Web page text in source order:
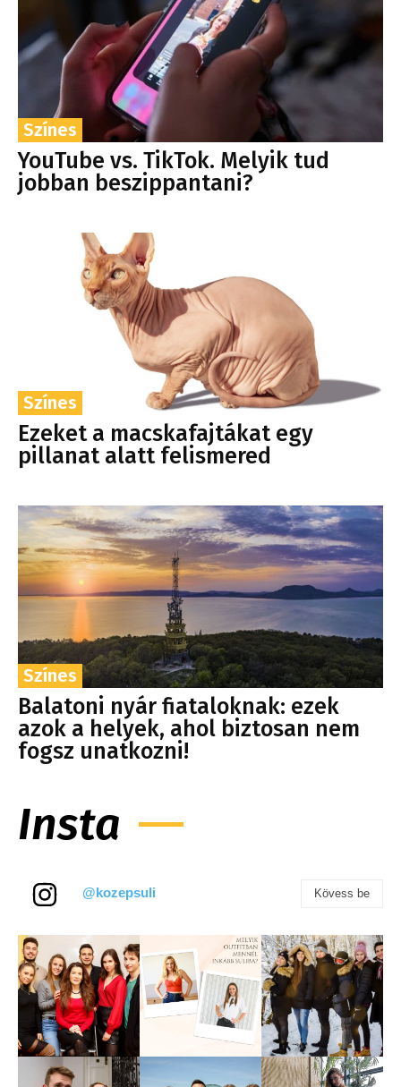
Színes
YouTube vs. TikTok. Melyik tud
jobban beszippantani?
Színes
Ezeket a macskafajtákat egy
pillanat alatt felismered
Színes
Balatoni nyár fiataloknak: ezek
azok a helyek, ahol biztosan nem
fogsz unatkozni!
Insta
@kozepsuli Kövess be